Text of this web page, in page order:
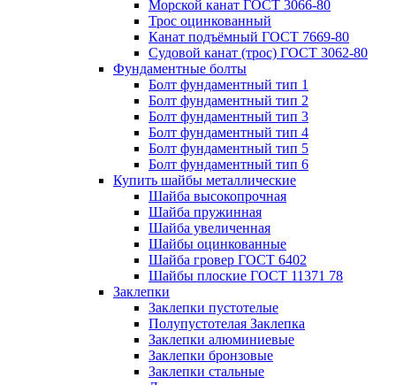
Морской канат ГОСТ 3066-80
Трос оцинкованный
Канат подъёмный ГОСТ 7669-80
Судовой канат (трос) ГОСТ 3062-80
Фундаментные болты
Болт фундаментный тип 1
Болт фундаментный тип 2
Болт фундаментный тип 3
Болт фундаментный тип 4
Болт фундаментный тип 5
Болт фундаментный тип 6
Купить шайбы металлические
Шайба высокопрочная
Шайба пружинная
Шайба увеличенная
Шайбы оцинкованные
Шайба гровер ГОСТ 6402
Шайбы плоские ГОСТ 11371 78
Заклепки
Заклепки пустотелые
Полупустотелая Заклепка
Заклепки алюминиевые
Заклепки бронзовые
Заклепки стальные